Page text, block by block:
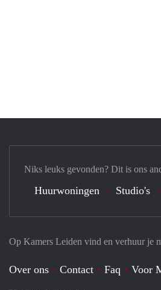
Op Kamers Leiden vind en verhuur je
Over ons Contact Faq
Voor
Niks leuks gevonden? Dit is ons
Huurwoningen Studio's